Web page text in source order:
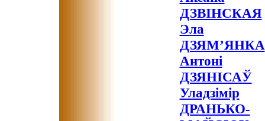
ДЗВІНСКАЯ
Эла
ДЗЯМ’ЯНКА
Антоні
ДЗЯНІСАЎ
Уладзімір
ДРАНЬКО-